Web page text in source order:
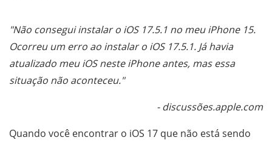
"Não consegui instalar o iOS 17.5.1 no meu iPhone 15.
Ocorreu um erro ao instalar o iOS 17.5.1. Já havia
atualizado meu iOS neste iPhone antes, mas essa
situação não aconteceu."
- discussões.apple.com
Quando você encontrar o iOS 17 que não está sendo